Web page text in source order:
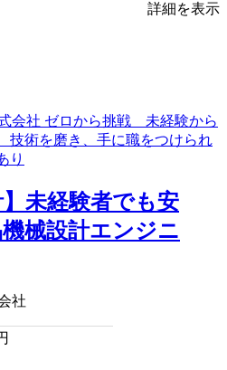
詳細を表示
】未経験者でも安
械設計エンジニ
社